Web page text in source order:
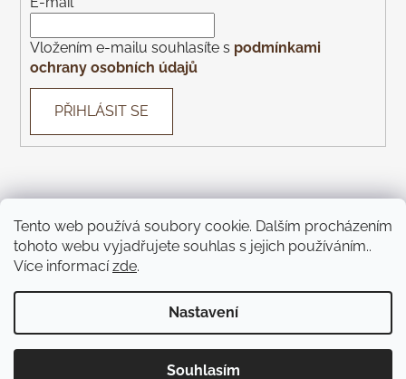
Tento web používá soubory cookie. Dalším procházením
tohoto webu vyjadřujete souhlas s jejich používáním..
Více informacízde.
Nastavení
Souhlasím
Vložením e-mailu souhlasíte s podmínkami
ochrany osobních údajů
PŘIHLÁSIT SE
Con Gusto Con Gusto Catering KOREK Wines Piazza
Monte Bú Pivnice U Čápa
Pijeme víno. Všechna práva vyhrazena.